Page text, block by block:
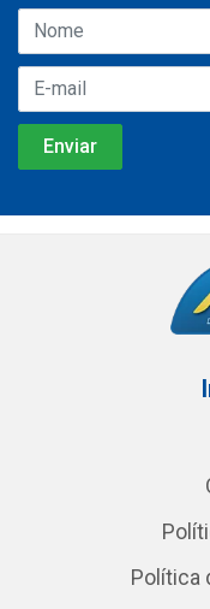
Política